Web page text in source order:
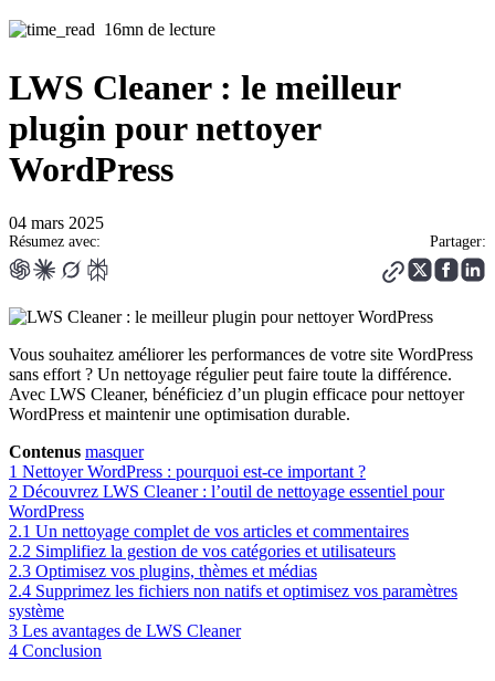
16mn de lecture
LWS Cleaner : le meilleur
plugin pour nettoyer
WordPress
04 mars 2025
Résumez avec: Partager:
Vous souhaitez améliorer les performances de votre site WordPress
sans effort ? Un nettoyage régulier peut faire toute la différence.
Avec LWS Cleaner, bénéficiez d’un plugin efficace pour nettoyer
WordPress et maintenir une optimisation durable.
Contenus masquer
1 Nettoyer WordPress : pourquoi est-ce important ?
2 Découvrez LWS Cleaner : l’outil de nettoyage essentiel pour
WordPress
2.1 Un nettoyage complet de vos articles et commentaires
2.2 Simplifiez la gestion de vos catégories et utilisateurs
2.3 Optimisez vos plugins, thèmes et médias
2.4 Supprimez les fichiers non natifs et optimisez vos paramètres
système
3 Les avantages de LWS Cleaner
4 Conclusion